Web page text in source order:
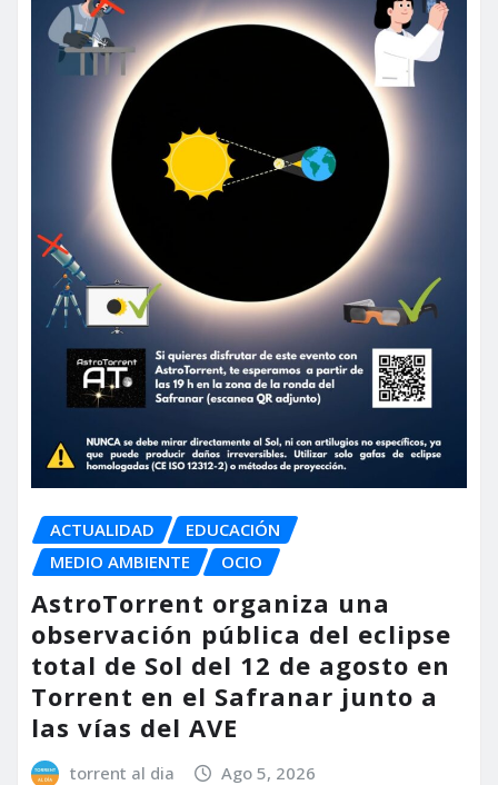
ACTUALIDAD
EDUCACIÓN
MEDIO AMBIENTE
OCIO
AstroTorrent organiza una
observación pública del eclipse
total de Sol del 12 de agosto en
Torrent en el Safranar junto a
las vías del AVE
torrent al dia Ago 5, 2026